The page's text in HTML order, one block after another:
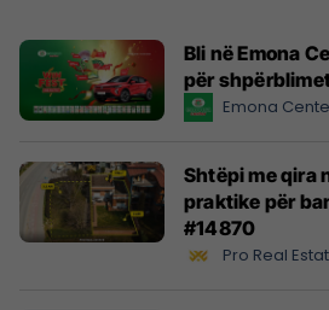
Bli në Emona
për
Emona
Shtëpi me qira
praktike për
#14870
Pro Real